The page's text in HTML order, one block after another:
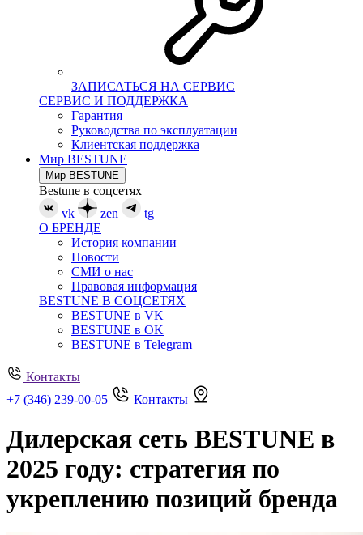
ЗАПИСАТЬСЯ НА СЕРВИС
СЕРВИС И ПОДДЕРЖКА
Гарантия
Руководства по эксплуатации
Клиентская поддержка
Мир BESTUNE
Мир BESTUNE
Bestune в соцсетях
vk
zen
tg
О БРЕНДЕ
История компании
Новости
СМИ о нас
Правовая информация
BESTUNE В СОЦСЕТЯХ
BESTUNE в VK
BESTUNE в OK
BESTUNE в Telegram
Контакты
+7 (346) 239-00-05
Контакты
Дилерская сеть BESTUNE в
2025 году: стратегия по
укреплению позиций бренда